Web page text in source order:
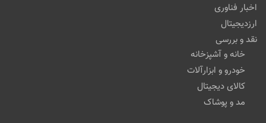
اخبار فناوری
ارزدیجیتال
نقد و بررسی
خانه و آشپزخانه
خودرو و ابزارآلات
کالای دیجیتال
مد و پوشاک